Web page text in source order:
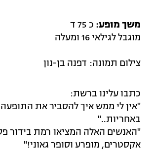
משך מופע: כ 75 ד
מוגבל לגילאי 16 ומעלה
צילום תמונה: דפנה בן-נון
כתבו עלינו ברשת:
"אין לי ממש איך להסביר את
באחריות.."
"האנשים האלה המציאו רמת בידור
אקסטרים, מופרע וסופר גאוני!"